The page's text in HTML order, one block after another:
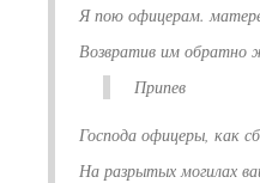
Я пою офицерам.
Возвратив им обратно
Припев
Господа офицеры, как
На разрытых могилах